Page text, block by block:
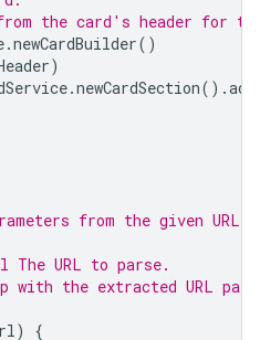
the card's header for
.newCardBuilder()
)
.newCardSection().
from the given URL.
URL to parse.
with the extracted URL
)
{